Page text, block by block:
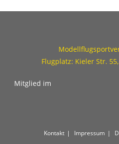
Flugplatz: Kieler Str.
Mitglied im
Kontakt Impressum